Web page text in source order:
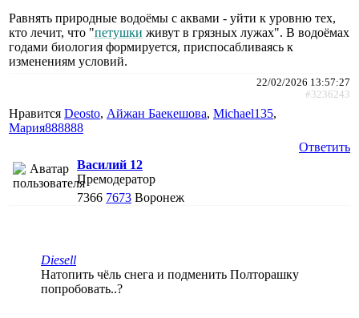
Равнять природные водоёмы с аквами - уйти к уровню тех,
кто лечит, что "петушки живут в грязных лужах". В водоёмах
годами биология формируется, приспосабливаясь к
изменениям условий.
22/02/2026 13:57:27
#3236243
Нравится Deosto, Айжан Баекешова, Michael135,
Мария888888
Ответить
Василий 12
Премодератор
7366 7673 Воронеж
Diesell
Натопить чёль снега и подменить Полторашку
попробовать..?